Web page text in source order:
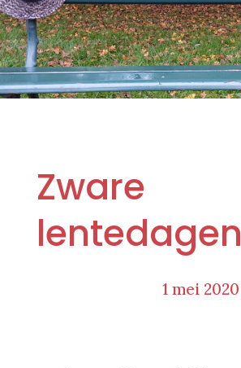
Zware
lentedagen
1 mei 2020